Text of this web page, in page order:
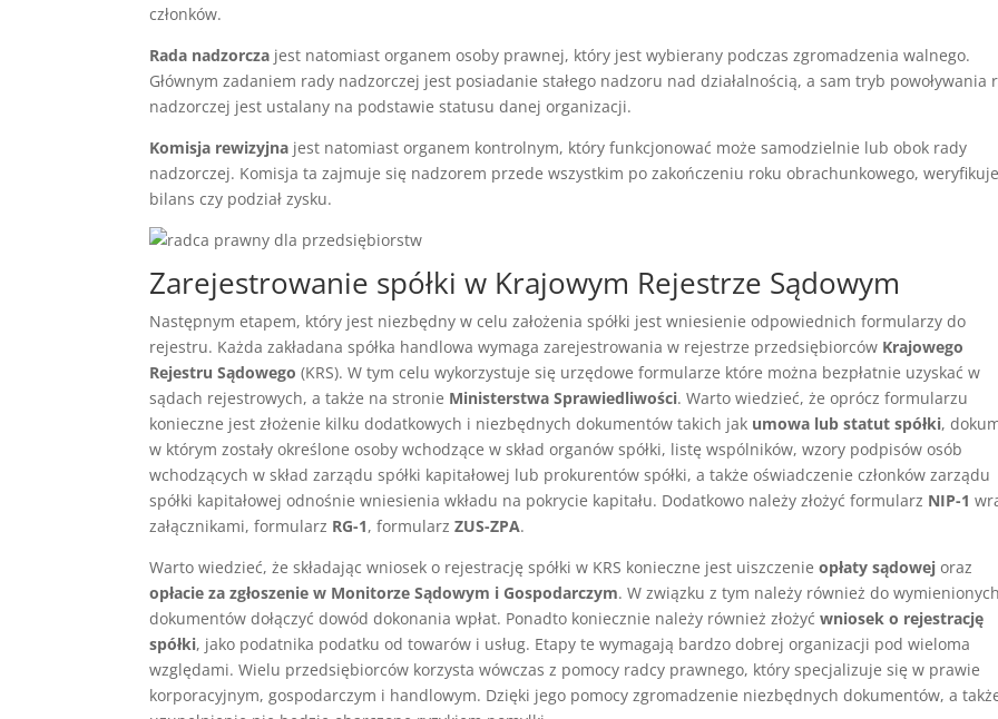
członków.
Rada nadzorcza jest natomiast organem osoby prawnej, który jest wybierany podczas zgromadzenia walnego.
Głównym zadaniem rady nadzorczej jest posiadanie stałego nadzoru nad działalnością, a sam tryb powoływania
nadzorczej jest ustalany na podstawie statusu danej organizacji.
Komisja rewizyjna jest natomiast organem kontrolnym, który funkcjonować może samodzielnie lub obok rady
nadzorczej. Komisja ta zajmuje się nadzorem przede wszystkim po zakończeniu roku obrachunkowego, weryfikuje
bilans czy podział zysku.
Zarejestrowanie spółki w Krajowym Rejestrze Sądowym
Następnym etapem, który jest niezbędny w celu założenia spółki jest wniesienie odpowiednich formularzy do
rejestru. Każda zakładana spółka handlowa wymaga zarejestrowania w rejestrze przedsiębiorców Krajowego
Rejestru Sądowego (KRS). W tym celu wykorzystuje się urzędowe formularze które można bezpłatnie uzyskać w
sądach rejestrowych, a także na stronie Ministerstwa Sprawiedliwości. Warto wiedzieć, że oprócz formularzu
konieczne jest złożenie kilku dodatkowych i niezbędnych dokumentów takich jak umowa lub statut spółki,
w którym zostały określone osoby wchodzące w skład organów spółki, listę wspólników, wzory podpisów osób
wchodzących w skład zarządu spółki kapitałowej lub prokurentów spółki, a także oświadczenie członków zarządu
spółki kapitałowej odnośnie wniesienia wkładu na pokrycie kapitału. Dodatkowo należy złożyć formularz NIP-1
załącznikami, formularz RG-1, formularzZUS-ZPA.
Warto wiedzieć, że składając wniosek o rejestrację spółki w KRS konieczne jest uiszczenieopłaty sądowej oraz
opłacie za zgłoszenie w Monitorze Sądowym i Gospodarczym. W związku z tym należy również do wymienionych
dokumentów dołączyć dowód dokonania wpłat. Ponadto koniecznie należy również złożyćwniosek o rejestrację
spółki, jako podatnika podatku od towarów i usług. Etapy te wymagają bardzo dobrej organizacji pod wieloma
względami. Wielu przedsiębiorców korzysta wówczas z pomocy radcy prawnego, który specjalizuje się w prawie
korporacyjnym, gospodarczym i handlowym. Dzięki jego pomocy zgromadzenie niezbędnych dokumentów, a